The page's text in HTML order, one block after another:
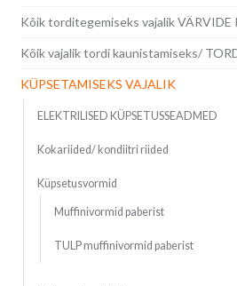
Kõik torditegemiseks vajalik VÄRVIDE
Kõik vajalik tordi kaunistamiseks/
KÜPSETAMISEKS VAJALIK
ELEKTRILISED KÜPSETUSSEADMED
Kokariided/ kondiitri riided
Küpsetusvormid
Muffinivormid paberist
TULP muffinivormid paberist